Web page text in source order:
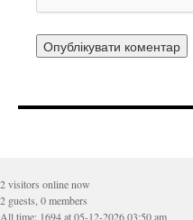
2 visitors online now
2 guests, 0 members
All time: 1694 at 05-12-2026 03:50 am